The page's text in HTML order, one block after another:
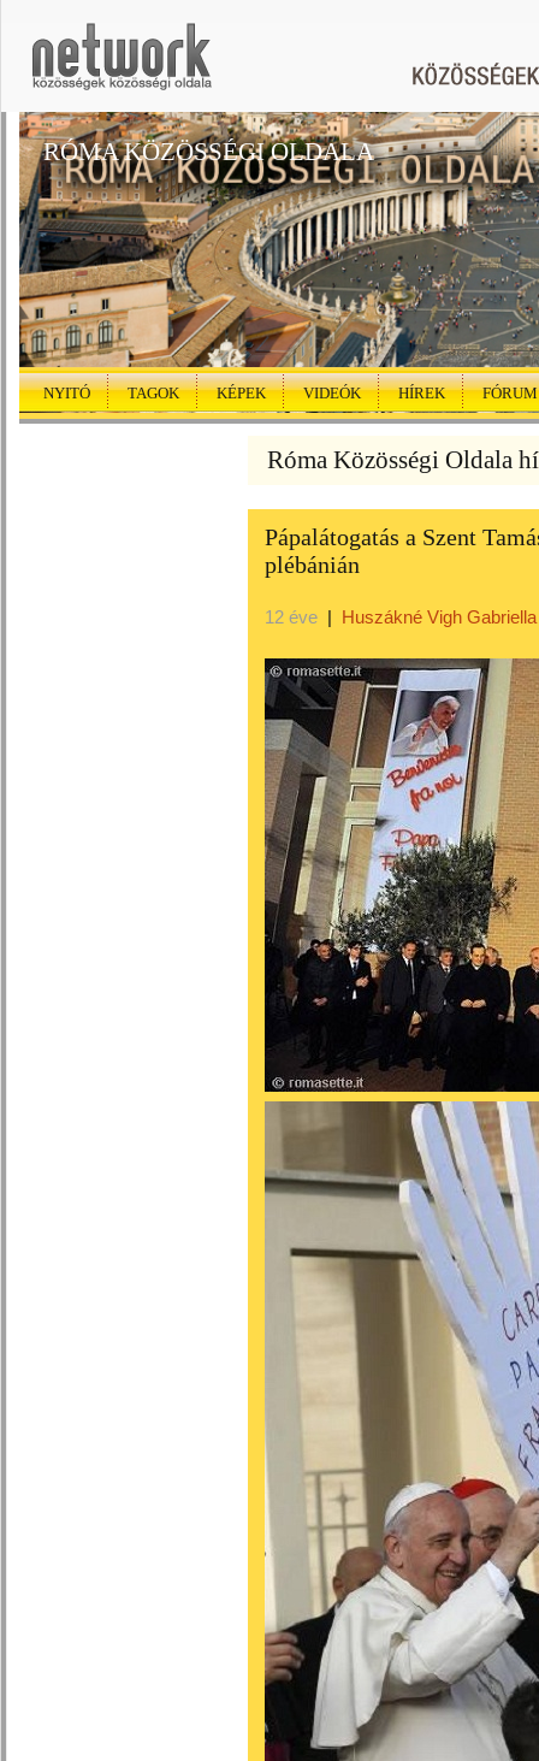
RÓMA KÖZÖSSÉGI OLDALA
NYITÓ TAGOK KÉPEK VIDEÓK HÍREK FÓRUM
Róma Közösségi Oldala
Pápalátogatás a Szent
plébánián
12 éve | Huszákné Vigh Gabriella